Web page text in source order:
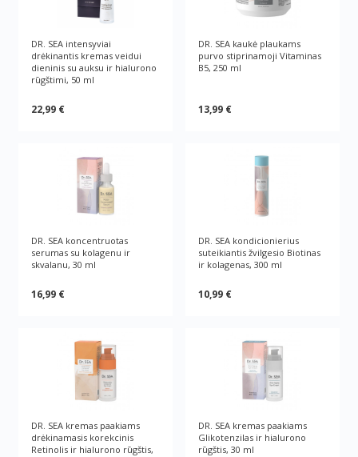
DR. SEA intensyviai
drėkinantis kremas veidui
dieninis su auksu ir hialurono
rūgštimi, 50 ml
22,99 €
DR. SEA kaukė plaukams
purvo stiprinamoji Vitaminas
B5, 250 ml
13,99 €
DR. SEA koncentruotas
serumas su kolagenu ir
skvalanu, 30 ml
16,99 €
DR. SEA kondicionierius
suteikiantis žvilgesio Biotinas
ir kolagenas, 300 ml
10,99 €
DR. SEA kremas paakiams
drėkinamasis korekcinis
Retinolis ir hialurono rūgštis,
DR. SEA kremas paakiams
Glikotenzilas ir hialurono
rūgštis, 30 ml